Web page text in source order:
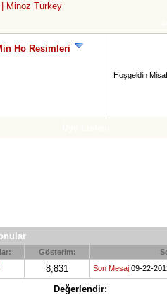
Ho Resimleri
Hoşgeldin
Gösterim:
8,831 Son Mesaj:09-22-
Değerlendir: